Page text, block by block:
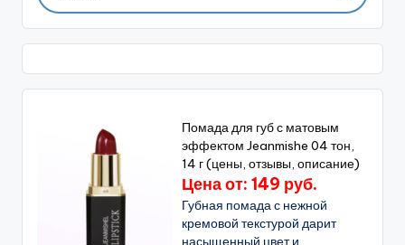
Помада для губ с матовым
эффектом Jeanmishe 04 тон,
14 г (цены, отзывы, описание)
Цена от: 149 руб.
Губная помада с нежной
кремовой текстурой дарит
насыщенный цвет и